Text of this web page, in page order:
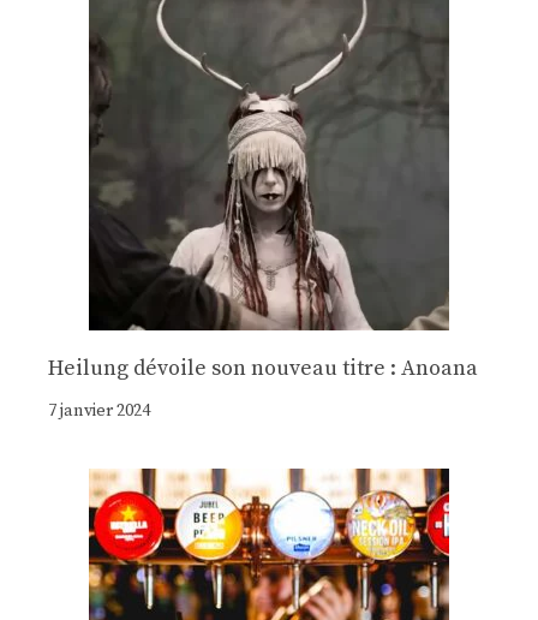
Heilung dévoile son nouveau titre : Anoana
7 janvier 2024